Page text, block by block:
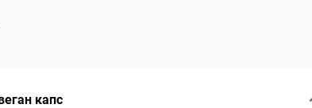
капс